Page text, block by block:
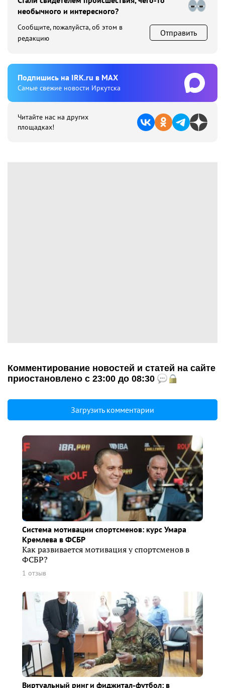
необычного и интересного?
Сообщите, пожалуйста, об этом в
редакцию
Отправить
Подпишиcь на IRK.ru в MAX
Cамые свежие новости Иркутска
Читайте нас на других
площадках!
Комментирование новостей и статей на сайте
приостановлено с 23:00 до 08:30
Загрузить комментарии
Система мотивации спортсменов: курс Умара
Кремлева в ФСБР
Как развивается мотивация у спортсменов в
ФСБР?
1 отзыв
Виртуальный ринг и фиджитал-футбол: в